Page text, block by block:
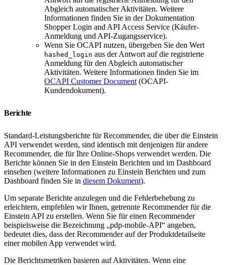
Abgleich automatischer Aktivitäten. Weitere
Informationen finden Sie in der Dokumentation
Shopper Login and API Access Service (Käufer-
Anmeldung und API-Zugangsservice).
Wenn Sie OCAPI nutzen, übergeben Sie den Wert
hashed_login aus der Antwort auf die registrierte
Anmeldung für den Abgleich automatischer
Aktivitäten. Weitere Informationen finden Sie im
OCAPI Customer Document (OCAPI-
Kundendokument).
Berichte
Standard-Leistungsberichte für Recommender, die über die Einstein
API verwendet werden, sind identisch mit denjenigen für andere
Recommender, die für Ihre Online-Shops verwendet werden. Die
Berichte können Sie in den Einstein Berichten und im Dashboard
einsehen (weitere Informationen zu Einstein Berichten und zum
Dashboard finden Sie in diesem Dokument).
Um separate Berichte anzulegen und die Fehlerbehebung zu
erleichtern, empfehlen wir Ihnen, getrennte Recommender für die
Einstein API zu erstellen. Wenn Sie für einen Recommender
beispielsweise die Bezeichnung „pdp-mobile-API“ angeben,
bedeutet dies, dass der Recommender auf der Produktdetailseite
einer mobilen App verwendet wird.
Die Berichtsmetriken basieren auf Aktivitäten. Wenn eine